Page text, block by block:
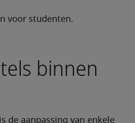
voor studenten.
binnen
de aanpassing van enkele